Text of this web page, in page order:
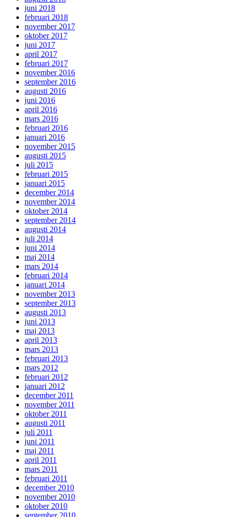
juni 2018
februari 2018
november 2017
oktober 2017
juni 2017
april 2017
februari 2017
november 2016
september 2016
augusti 2016
juni 2016
april 2016
mars 2016
februari 2016
januari 2016
november 2015
augusti 2015
juli 2015
februari 2015
januari 2015
december 2014
november 2014
oktober 2014
september 2014
augusti 2014
juli 2014
juni 2014
maj 2014
mars 2014
februari 2014
januari 2014
november 2013
september 2013
augusti 2013
juni 2013
maj 2013
april 2013
mars 2013
februari 2013
mars 2012
februari 2012
januari 2012
december 2011
november 2011
oktober 2011
augusti 2011
juli 2011
juni 2011
maj 2011
april 2011
mars 2011
februari 2011
december 2010
november 2010
oktober 2010
september 2010